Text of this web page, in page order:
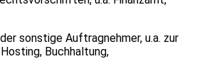
sonstige Auftragnehmer, u.a. zur
Buchhaltung,